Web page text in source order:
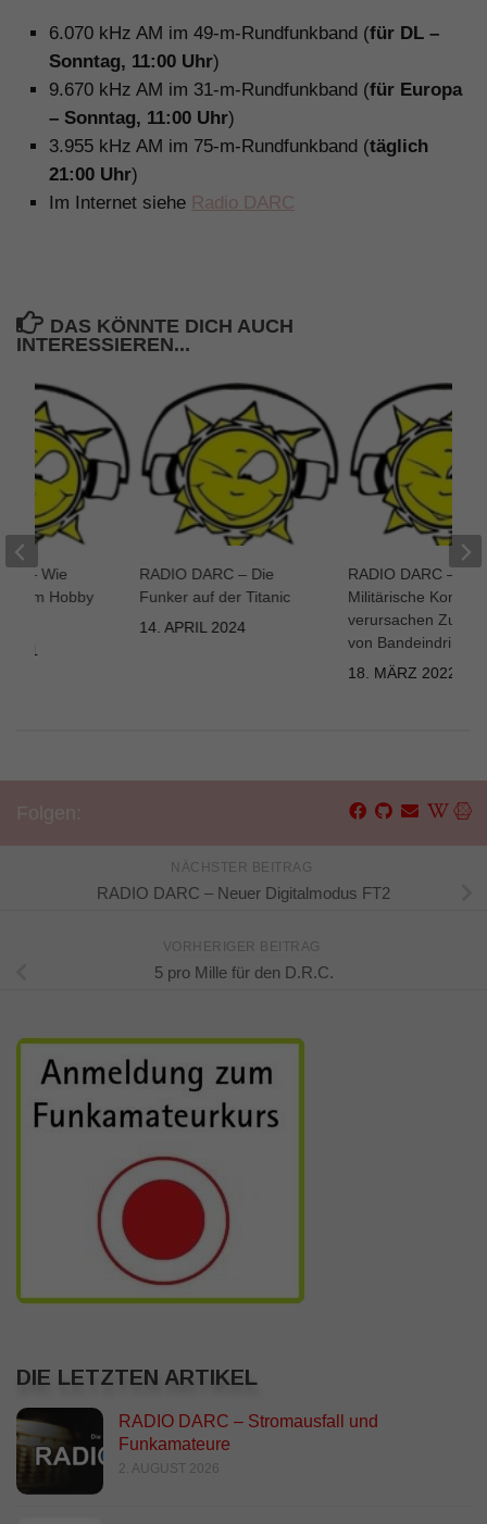
6.070 kHz AM im 49-m-Rundfunkband (für DL –
Sonntag, 11:00 Uhr)
9.670 kHz AM im 31-m-Rundfunkband (für Europa
– Sonntag, 11:00 Uhr)
3.955 kHz AM im 75-m-Rundfunkband (täglich
21:00 Uhr)
Im Internet siehe Radio DARC
DAS KÖNNTE DICH AUCH
INTERESSIEREN...
RADIO DARC – Die
Funker auf der Titanic
14. APRIL 2024
RADIO DARC –
Militärische
verursachen
von
18. MÄRZ 2022
– Wie
zum Hobby
NÄCHSTER BEITRAG
RADIO DARC – Neuer Digitalmodus FT2
VORHERIGER BEITRAG
5 pro Mille für den D.R.C.
DIE LETZTEN ARTIKEL
RADIO DARC – Stromausfall und
Funkamateure
2. AUGUST 2026